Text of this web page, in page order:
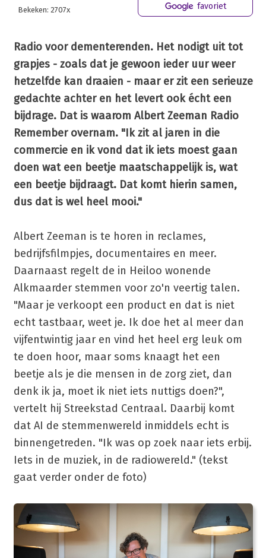
Bekeken: 2707x
favoriet
Radio voor dementerenden. Het nodigt uit tot
grapjes - zoals dat je gewoon ieder uur weer
hetzelfde kan draaien - maar er zit een serieuze
gedachte achter en het levert ook écht een
bijdrage. Dat is waarom Albert Zeeman Radio
Remember overnam. "Ik zit al jaren in die
commercie en ik vond dat ik iets moest gaan
doen wat een beetje maatschappelijk is, wat
een beetje bijdraagt. Dat komt hierin samen,
dus dat is wel heel mooi."
Albert Zeeman is te horen in reclames,
bedrijfsfilmpjes, documentaires en meer.
Daarnaast regelt de in Heiloo wonende
Alkmaarder stemmen voor zo'n veertig talen.
"Maar je verkoopt een product en dat is niet
echt tastbaar, weet je. Ik doe het al meer dan
vijfentwintig jaar en vind het heel erg leuk om
te doen hoor, maar soms knaagt het een
beetje als je die mensen in de zorg ziet, dan
denk ik ja, moet ik niet iets nuttigs doen?",
vertelt hij Streekstad Centraal. Daarbij komt
dat AI de stemmenwereld inmiddels echt is
binnengetreden. "Ik was op zoek naar iets erbij.
Iets in de muziek, in de radiowereld." (tekst
gaat verder onder de foto)